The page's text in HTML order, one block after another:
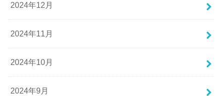
2024年12月
2024年11月
2024年10月
2024年9月